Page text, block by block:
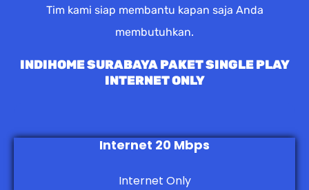
Tim kami siap membantu kapan saja Anda
membutuhkan.
INDIHOME SURABAYA PAKET SINGLE PLAY
INTERNET ONLY
Internet 20 Mbps
Internet Only